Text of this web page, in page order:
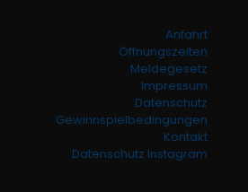
Anfahrt
Öffnungszeiten
Meldegesetz
Impressum
Datenschutz
Gewinnspielbedingungen
Kontakt
Datenschutz Instagram